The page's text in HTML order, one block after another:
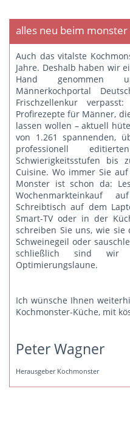
alles neu beim monster
Auch das vitalste
Jahre. Deshalb haben wir
Hand genommen
Männerkochportal
Frischzellenkur
Profirezepte für Männer,
lassen wollen – aktuell
von 1.261 spannenden,
professionell
Schwierigkeitsstufen bis
Cuisine. Wo immer Sie
Monster ist schon da:
Wochenmarkteinkauf
Schreibtisch auf dem
Smart-TV oder in der
schreiben Sie uns, wie sie
Schweinegeil oder
schließlich sind
Optimierungslaune.
Ich wünsche Ihnen
Kochmonster-Küche, mit
Peter Wagner
Herausgeber Kochmonster